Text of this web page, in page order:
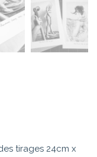
tirages 24cm x